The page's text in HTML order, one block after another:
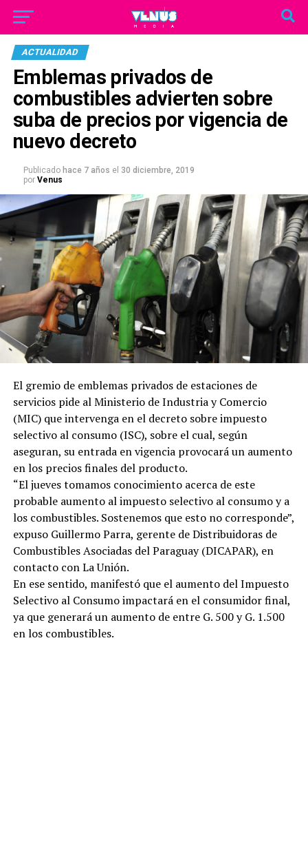
ACTUALIDAD
Emblemas privados de
combustibles advierten sobre
suba de precios por vigencia de
nuevo decreto
Publicado hace 7 años el 30 diciembre, 2019
por Venus
El gremio de emblemas privados de estaciones de
servicios pide al Ministerio de Industria y Comercio
(MIC) que intervenga en el decreto sobre impuesto
selectivo al consumo (ISC), sobre el cual, según
aseguran, su entrada en vigencia provocará un aumento
en los precios finales del producto.
“El jueves tomamos conocimiento acerca de este
probable aumento al impuesto selectivo al consumo y a
los combustibles. Sostenemos que esto no corresponde”,
expuso Guillermo Parra, gerente de Distribuidoras de
Combustibles Asociadas del Paraguay (DICAPAR), en
contacto con La Unión.
En ese sentido, manifestó que el aumento del Impuesto
Selectivo al Consumo impactará en el consumidor final,
ya que generará un aumento de entre G. 500 y G. 1.500
en los combustibles.